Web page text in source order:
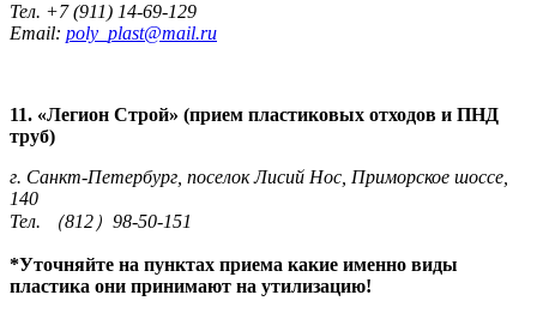
Тел. +7 (911) 14-69-129
Email: poly_plast@mail.ru
11. «Легион Строй» (прием пластиковых отходов и ПНД
труб)
г. Санкт-Петербург, поселок Лисий Нос, Приморское шоссе,
140
Тел. （812）98-50-151
*Уточняйте на пунктах приема какие именно виды
пластика они принимают на утилизацию!